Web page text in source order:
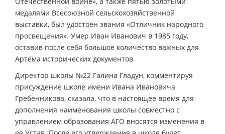
медалями Всесоюзной сельскохозяйственной
выставки, был удостоен звания «Отличник народного
просвещения». Умер Иван Иванович в 1985 году,
оставив после себя большое количество важных для
Артёма исторических документов.
Директор школы №22 Галина Гладун, комментируя
присуждение школе имени Ивана Ивановича
Гребенникова, сказала, что в настоящее время для
дополнения наименования школы совместно с
управлением образования АГО вносятся изменения в